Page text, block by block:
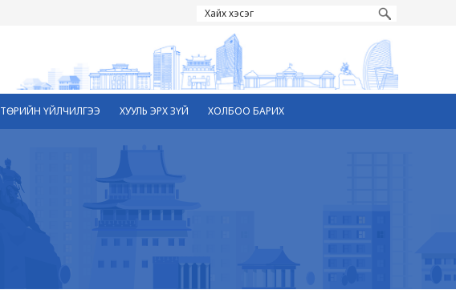
ТӨРИЙН ҮЙЛЧИЛГЭЭ ХУУЛЬ ЭРХ ЗҮЙ ХОЛБОО БАРИХ